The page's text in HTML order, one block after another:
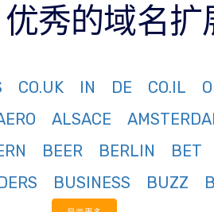
秀的域名扩
CO.UK IN DE CO.IL
ALSACE
BEER BERLIN BET
BUSINESS BUZZ